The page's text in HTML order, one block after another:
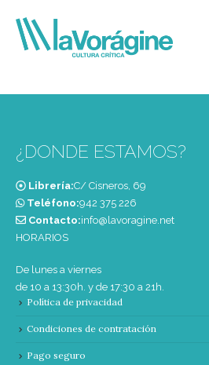
¿DONDE ESTAMOS?
Librería:C/ Cisneros, 69
Teléfono:‭942 375 226‬
Contacto:info@lavoragine.net
HORARIOS
De lunes a viernes
de 10 a 13:30h. y de 17:30 a 21h.
Política de privacidad
Condiciones de contratación
Pago seguro